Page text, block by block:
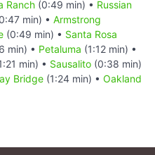
Ranch (0:49 min) • Russian
min) • Armstrong
(0:49 min) • Santa Rosa
min) • Petaluma (1:12 min) •
min) • Sausalito (0:38 min)
Bridge (1:24 min) • Oakland